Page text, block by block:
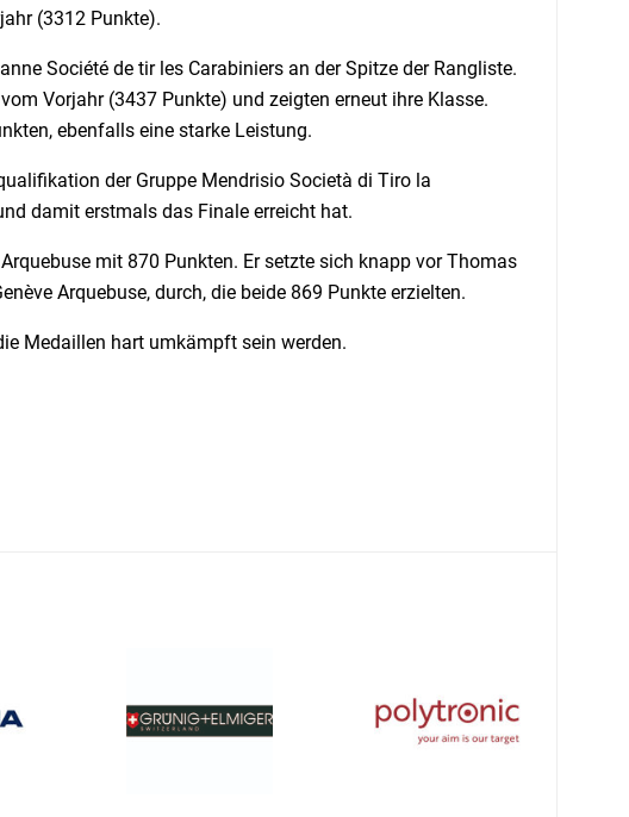
(3312 Punkte).
Société de tir les Carabiniers an der Spitze der Rangliste.
Vorjahr (3437 Punkte) und zeigten erneut ihre Klasse.
ebenfalls eine starke Leistung.
der Gruppe Mendrisio Società di Tiro la
damit erstmals das Finale erreicht hat.
mit 870 Punkten. Er setzte sich knapp vor Thomas
Arquebuse, durch, die beide 869 Punkte erzielten.
Medaillen hart umkämpft sein werden.